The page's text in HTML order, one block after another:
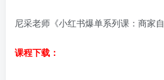
尼采老师《小红书爆单系列课：商家自
课程下载：